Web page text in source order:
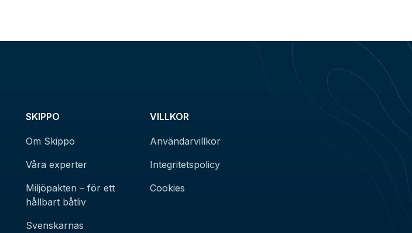
SKIPPO
Om Skippo
Våra experter
Miljöpakten – för ett
hållbart båtliv
Svenskarnas
VILLKOR
Användarvillkor
Integritetspolicy
Cookies